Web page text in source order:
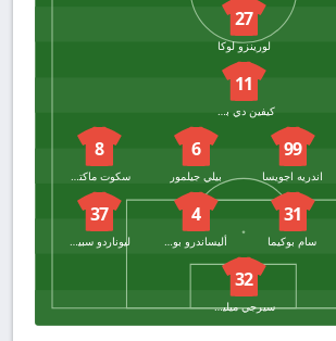
27
لورينزو لوكا
11
كيفين دي بروين
99
اندريه اجويسا
6
بيلي جيلمور
8
سكوت ماكتومناي
31
سام بوكيما
4
أليساندرو بونجيورنو
37
ليوناردو سبينازولا
32
سيرجي ميلينكوفيتش